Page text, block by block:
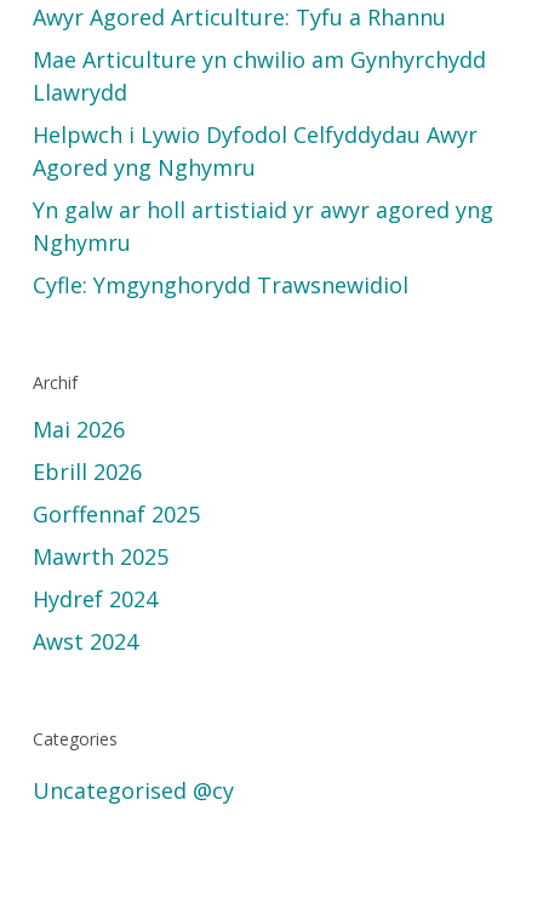
Awyr Agored Articulture: Tyfu a Rhannu
Mae Articulture yn chwilio am Gynhyrchydd
Llawrydd
Helpwch i Lywio Dyfodol Celfyddydau Awyr
Agored yng Nghymru
Yn galw ar holl artistiaid yr awyr agored yng
Nghymru
Cyfle: Ymgynghorydd Trawsnewidiol
Archif
Mai 2026
Ebrill 2026
Gorffennaf 2025
Mawrth 2025
Hydref 2024
Awst 2024
Categories
Uncategorised @cy